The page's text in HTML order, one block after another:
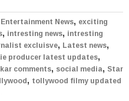
Entertainment News, exciting
, intresting news, intresting
excluisve, Latest news,
producer latest updates,
comments, social media, Star
, tollywood filmy updated